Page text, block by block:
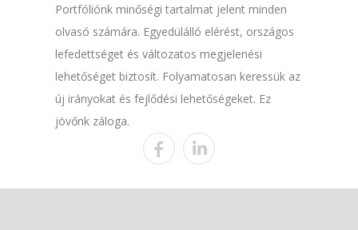
Portfóliónk minőségi tartalmat jelent minden
olvasó számára. Egyedülálló elérést, országos
lefedettséget és változatos megjelenési
lehetőséget biztosít. Folyamatosan keressük az
új irányokat és fejlődési lehetőségeket. Ez
jövőnk záloga.